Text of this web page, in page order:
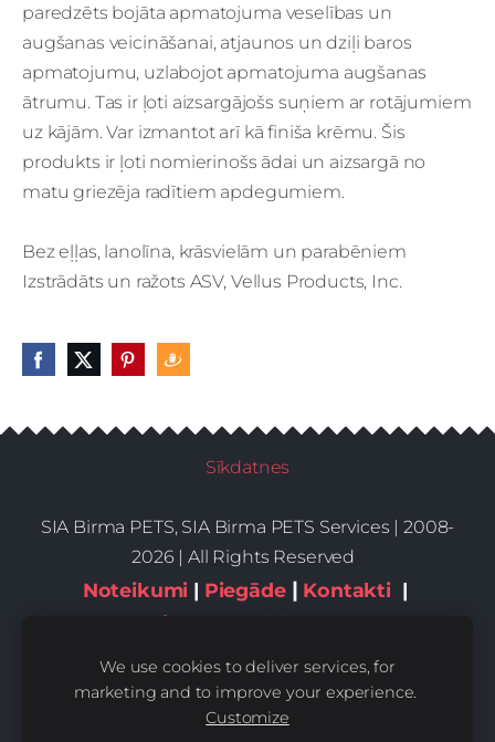
paredzēts bojāta apmatojuma veselības un
augšanas veicināšanai, atjaunos un dziļi baros
apmatojumu, uzlabojot apmatojuma augšanas
ātrumu. Tas ir ļoti aizsargājošs suņiem ar rotājumiem
uz kājām. Var izmantot arī kā finiša krēmu. Šis
produkts ir ļoti nomierinošs ādai un aizsargā no
matu griezēja radītiem apdegumiem.
Bez eļļas, lanolīna, krāsvielām un parabēniem
Izstrādāts un ražots ASV, Vellus Products, Inc.
Sīkdatnes
SIA Birma PETS, SIA Birma PETS Services | 2008-
2026 | All Rights Reserved
Noteikumi | Piegāde | Kontakti|
Privātums,sīkdatnes
We use cookies to deliver services, for
marketing and to improve your experience.
Customize